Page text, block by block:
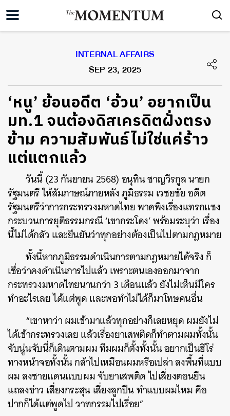
INTERNAL AFFAIRS
SEP 23, 2025
‘หนู’ ย้อนอดีต ‘อ้วน’ อยากเป็น
มท.1 จนต้องดิสเครดิตฝั่งตรง
ข้าม ความสัมพันธ์ไม่ใช่แค่ร้าว
แต่แตกแล้ว
วันนี้ (23 กันยายน 2568) อนุทิน ชาญวีรกูล นายก
รัฐมนตรี ให้สัมภาษณ์ภายหลัง ภูมิธรรม เวชยชัย อดีต
รัฐมนตรีว่าการกระทรวงมหาดไทย พาดพิงเรื่องแทรกแซง
กระบวนการยุติธรรมกรณี ‘เขากระโดง’ พร้อมระบุว่า เรื่อง
นี้ไม่ได้กลัว และยืนยันว่าทุกอย่างต้องเป็นไปตามกฎหมาย
ทั้งนี้หากภูมิธรรมดำเนินการตามกฎหมายได้จริง ก็
เชื่อว่าคงดำเนินการไปแล้ว เพราะตนเองออกมาจาก
กระทรวงมหาดไทยนานกว่า 3 เดือนแล้ว ยังไม่เห็นมีใคร
ทำอะไรเลย ได้แต่พูด และพอทำไม่ได้ก็มาโทษคนอื่น
“เขาหาว่า ผมเข้ามาแล้วทุกอย่างก็เลยหยุด ผมยังไม่
ได้เข้ากระทรวงเลย แล้วเรื่องยาเสพติดก็ทำตามผมทั้งนั้น
จับนู่นจับนี่ก็เดินตามผม ทีมผมก็ตั้งทั้งนั้น อยากเป็นฮีโร่
ทางหน้าจอทั้งนั้น กล้าไปเหมือนผมหรือเปล่า ลงพื้นที่แบบ
ผม ลงชายแดนแบบผม จับยาเสพติด ไปเสี่ยงตอนยืน
แถลงข่าว เสี่ยงกระสุน เสี่ยงลูกปืน ทำแบบผมไหม คือ
ปากก็ได้แต่พูดไป วาทกรรมไปเรื่อย”